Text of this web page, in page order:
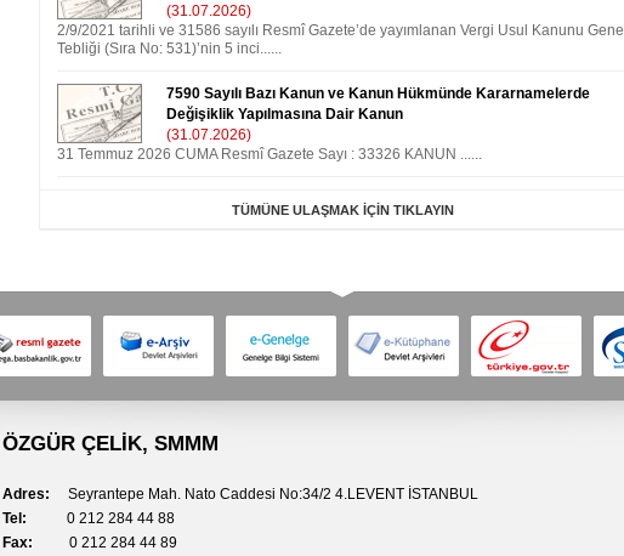
(31.07.2026)
2/9/2021 tarihli ve 31586 sayılı Resmî Gazete’de yayımlanan Vergi Usul Kanunu Genel
Tebliği (Sıra No: 531)’nin 5 inci......
7590 Sayılı Bazı Kanun ve Kanun Hükmünde Kararnamelerde
Değişiklik Yapılmasına Dair Kanun
(31.07.2026)
31 Temmuz 2026 CUMA Resmî Gazete Sayı : 33326 KANUN ......
TÜMÜNE ULAŞMAK İÇİN TIKLAYIN
ÖZGÜR ÇELİK, SMMM
Adres: Seyrantepe Mah. Nato Caddesi No:34/2 4.LEVENT İSTANBUL
Tel:
0 212 284 44 88
Fax:
0 212 284 44 89